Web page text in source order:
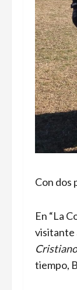
Con dos
En “La
visitante
Cristiano
tiempo,